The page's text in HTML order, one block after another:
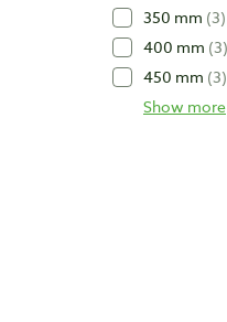
350 mm 3
400 mm 3
450 mm 3
Show more